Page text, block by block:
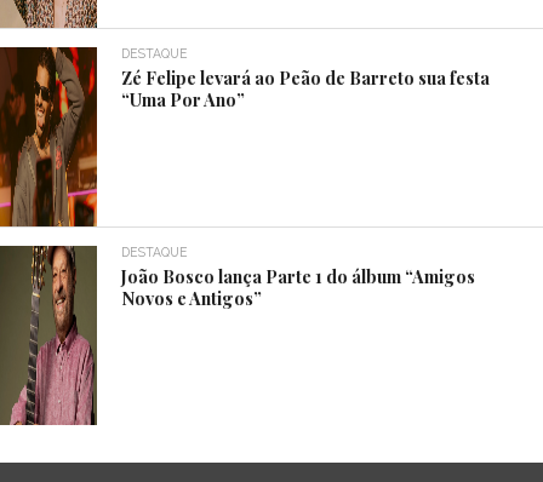
DESTAQUE
Zé Felipe levará ao Peão de Barreto sua festa
“Uma Por Ano”
DESTAQUE
João Bosco lança Parte 1 do álbum “Amigos
Novos e Antigos”